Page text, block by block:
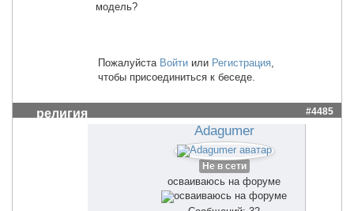
модель?
Пожалуйста Войти или Регистрация,
чтобы присоединиться к беседе.
религия #4485
Adagumer
Не в сети
осваиваюсь на форуме